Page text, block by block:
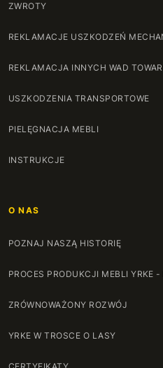
ZWROTY
REKLAMACJE USZKODZEŃ
REKLAMACJA INNYCH WAD
USZKODZENIA TRANSPORTOWE
PIELĘGNACJA MEBLI
INSTRUKCJE
O NAS
POZNAJ NASZĄ HISTORIĘ
PROCES PRODUKCJI MEBLI YRKE
ZRÓWNOWAŻONY ROZWÓJ
YRKE W TROSCE O LASY